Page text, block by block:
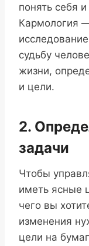
понять себя
Кармология
судьбу
жизни,
и цели.
2.
задачи
Чтобы
иметь ясные
чего вы
изменения
цели на